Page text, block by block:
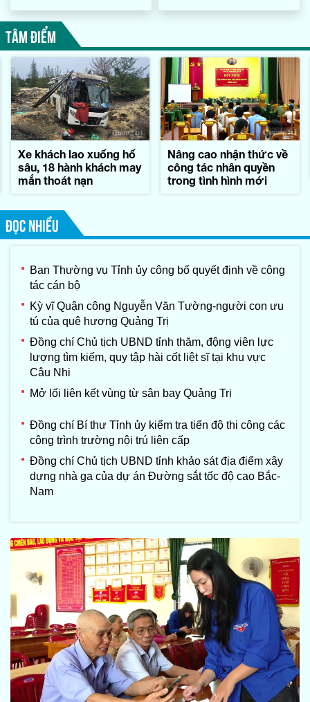
TÂM ĐIỂM
Xe khách lao xuống hố
sâu, 18 hành khách may
mắn thoát nạn
Nâng cao nhận thức về
công tác nhân quyền
trong tình hình mới
ĐỌC NHIỀU
Ban Thường vụ Tỉnh ủy công bố quyết định về công
tác cán bộ
Kỳ vĩ Quận công Nguyễn Văn Tường-người con ưu
tú của quê hương Quảng Trị
Đồng chí Chủ tịch UBND tỉnh thăm, động viên lực
lượng tìm kiếm, quy tập hài cốt liệt sĩ tại khu vực
Câu Nhi
Mở lối liên kết vùng từ sân bay Quảng Trị
Đồng chí Bí thư Tỉnh ủy kiểm tra tiến độ thi công các
công trình trường nội trú liên cấp
Đồng chí Chủ tịch UBND tỉnh khảo sát địa điểm xây
dựng nhà ga của dự án Đường sắt tốc độ cao Bắc-
Nam